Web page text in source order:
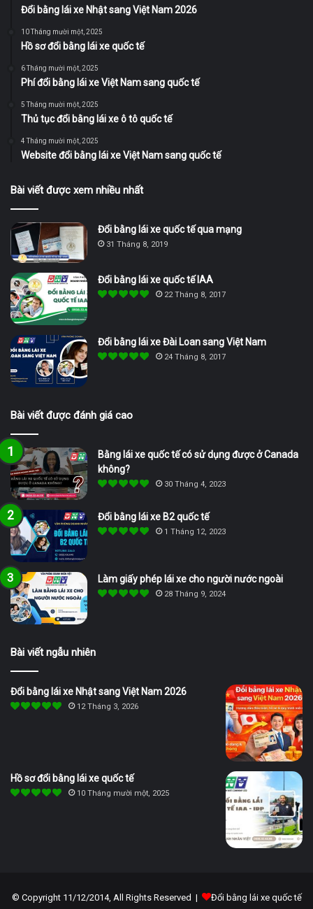
Đổi bằng lái xe Nhật sang Việt Nam 2026
10 Tháng mười một, 2025
Hồ sơ đổi bằng lái xe quốc tế
6 Tháng mười một, 2025
Phí đổi bằng lái xe Việt Nam sang quốc tế
5 Tháng mười một, 2025
Thủ tục đổi bằng lái xe ô tô quốc tế
4 Tháng mười một, 2025
Website đổi bằng lái xe Việt Nam sang quốc tế
Bài viết được xem nhiều nhất
Đổi bằng lái xe quốc tế qua mạng
31 Tháng 8, 2019
Đổi bằng lái xe quốc tế IAA
22 Tháng 8, 2017
Đổi bằng lái xe Đài Loan sang Việt Nam
24 Tháng 8, 2017
Bài viết được đánh giá cao
Bằng lái xe quốc tế có sử dụng được ở Canada
không?
30 Tháng 4, 2023
Đổi bằng lái xe B2 quốc tế
1 Tháng 12, 2023
Làm giấy phép lái xe cho người nước ngoài
28 Tháng 9, 2024
Bài viết ngẫu nhiên
Đổi bằng lái xe Nhật sang Việt Nam 2026
12 Tháng 3, 2026
Hồ sơ đổi bằng lái xe quốc tế
10 Tháng mười một, 2025
© Copyright 11/12/2014, All Rights Reserved | Đổi bằng lái xe quốc tế